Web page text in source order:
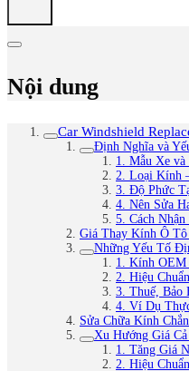
Nội dung
Car Windshield
Định Nghĩa và
1. Mẫu Xe
2. Loại Kính
3. Độ Phức
4. Nên Sửa
5. Cách
Giá Thay Kính Ô
Những Yếu Tố
1. Kính
2. Hiệu
3. Thuế, Bảo
4. Ví Dụ
Sửa Chữa Kính
Xu Hướng Giá
1. Tăng Giá
2. Hiệu